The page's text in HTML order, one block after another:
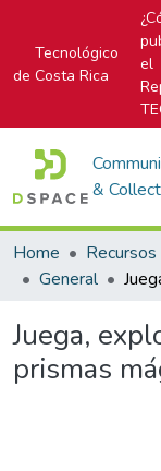
Tecnológico
de Costa Rica
el
&
Home
General
Juega,
prismas